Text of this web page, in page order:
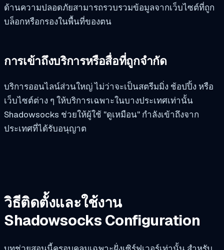
ด้านความปลอดภัยสามารถรวบรวมข้อมูลจากเว็บไซต์ที่ถูก
บล็อกหรือกรองในพื้นที่ของตน
การเข้าถึงบริการหรือสื่อที่ถูกจำกัด
บริการออนไลน์ส่วนใหญ่ ไม่ว่าจะเป็นสตรีมมิ่ง ช้อปปิ้ง หรือ
เว็บไซต์ต่าง ๆ ให้บริการเฉพาะในบางประเทศเท่านั้น
Shadowsocks ช่วยให้ผู้ใช้ "ดูเหมือน" กำลังเข้าถึงจาก
ประเทศที่ได้รับอนุญาต
วิธีติดตั้งและใช้งาน
Shadowsocks Configuration